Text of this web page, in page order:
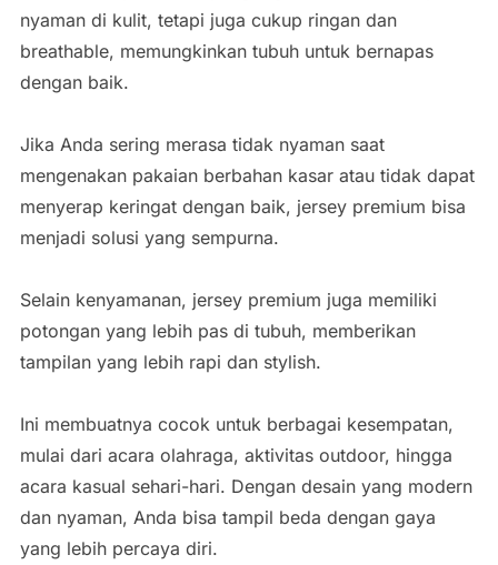
nyaman di kulit, tetapi juga cukup ringan dan
breathable, memungkinkan tubuh untuk bernapas
dengan baik.
Jika Anda sering merasa tidak nyaman saat
mengenakan pakaian berbahan kasar atau tidak dapat
menyerap keringat dengan baik, jersey premium bisa
menjadi solusi yang sempurna.
Selain kenyamanan, jersey premium juga memiliki
potongan yang lebih pas di tubuh, memberikan
tampilan yang lebih rapi dan stylish.
Ini membuatnya cocok untuk berbagai kesempatan,
mulai dari acara olahraga, aktivitas outdoor, hingga
acara kasual sehari-hari. Dengan desain yang modern
dan nyaman, Anda bisa tampil beda dengan gaya
yang lebih percaya diri.